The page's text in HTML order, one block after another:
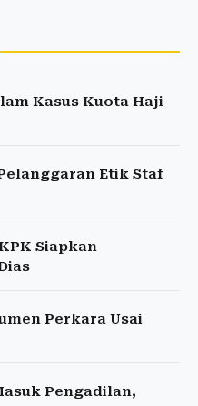
Kasus Kuota Haji
Etik Staf
Siapkan
Perkara Usai
Pengadilan,